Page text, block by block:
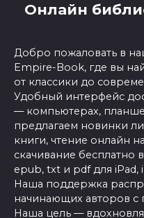
Онлайн
Добро пожаловать в
Empire-Book, где вы
от классики до
Удобный интерфейс
— компьютерах,
предлагаем новинки
книги, чтение онлайн
скачивание бесплатно
epub, txt и pdf для iPad,
Наша поддержка
начинающих авторов с
Наша цель —